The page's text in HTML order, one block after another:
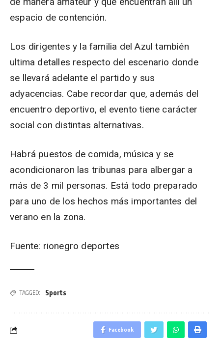
espacio de contención.
Los dirigentes y la familia del Azul también
ultima detalles respecto del escenario donde
se llevará adelante el partido y sus
adyacencias. Cabe recordar que, además del
encuentro deportivo, el evento tiene carácter
social con distintas alternativas.
Habrá puestos de comida, música y se
acondicionaron las tribunas para albergar a
más de 3 mil personas. Está todo preparado
para uno de los hechos más importantes del
verano en la zona.
Fuente: rionegro deportes
TAGGED: Sports
Facebook